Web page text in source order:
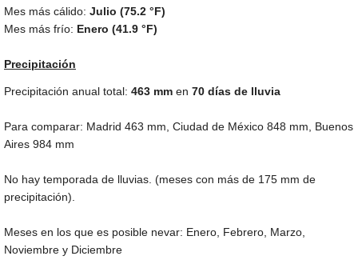
Mes más cálido: Julio (75.2 °F)
Mes más frío: Enero (41.9 °F)
Precipitación
Precipitación anual total: 463 mm en 70 días de lluvia
Para comparar: Madrid 463 mm , Ciudad de México 848 mm , Buenos
Aires 984 mm
No hay temporada de lluvias. (meses con más de 175 mm de
precipitación).
Meses en los que es posible nevar: Enero, Febrero, Marzo,
Noviembre y Diciembre